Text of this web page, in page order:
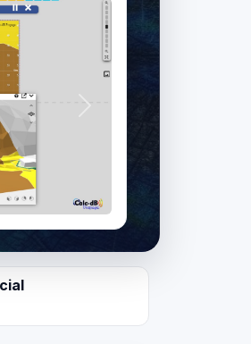
Próximo